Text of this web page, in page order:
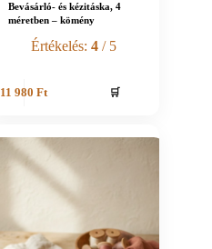
Bevásárló- és kézitáska, 4
méretben – kömény
Értékelés:4 / 5
11 980Ft 🛒